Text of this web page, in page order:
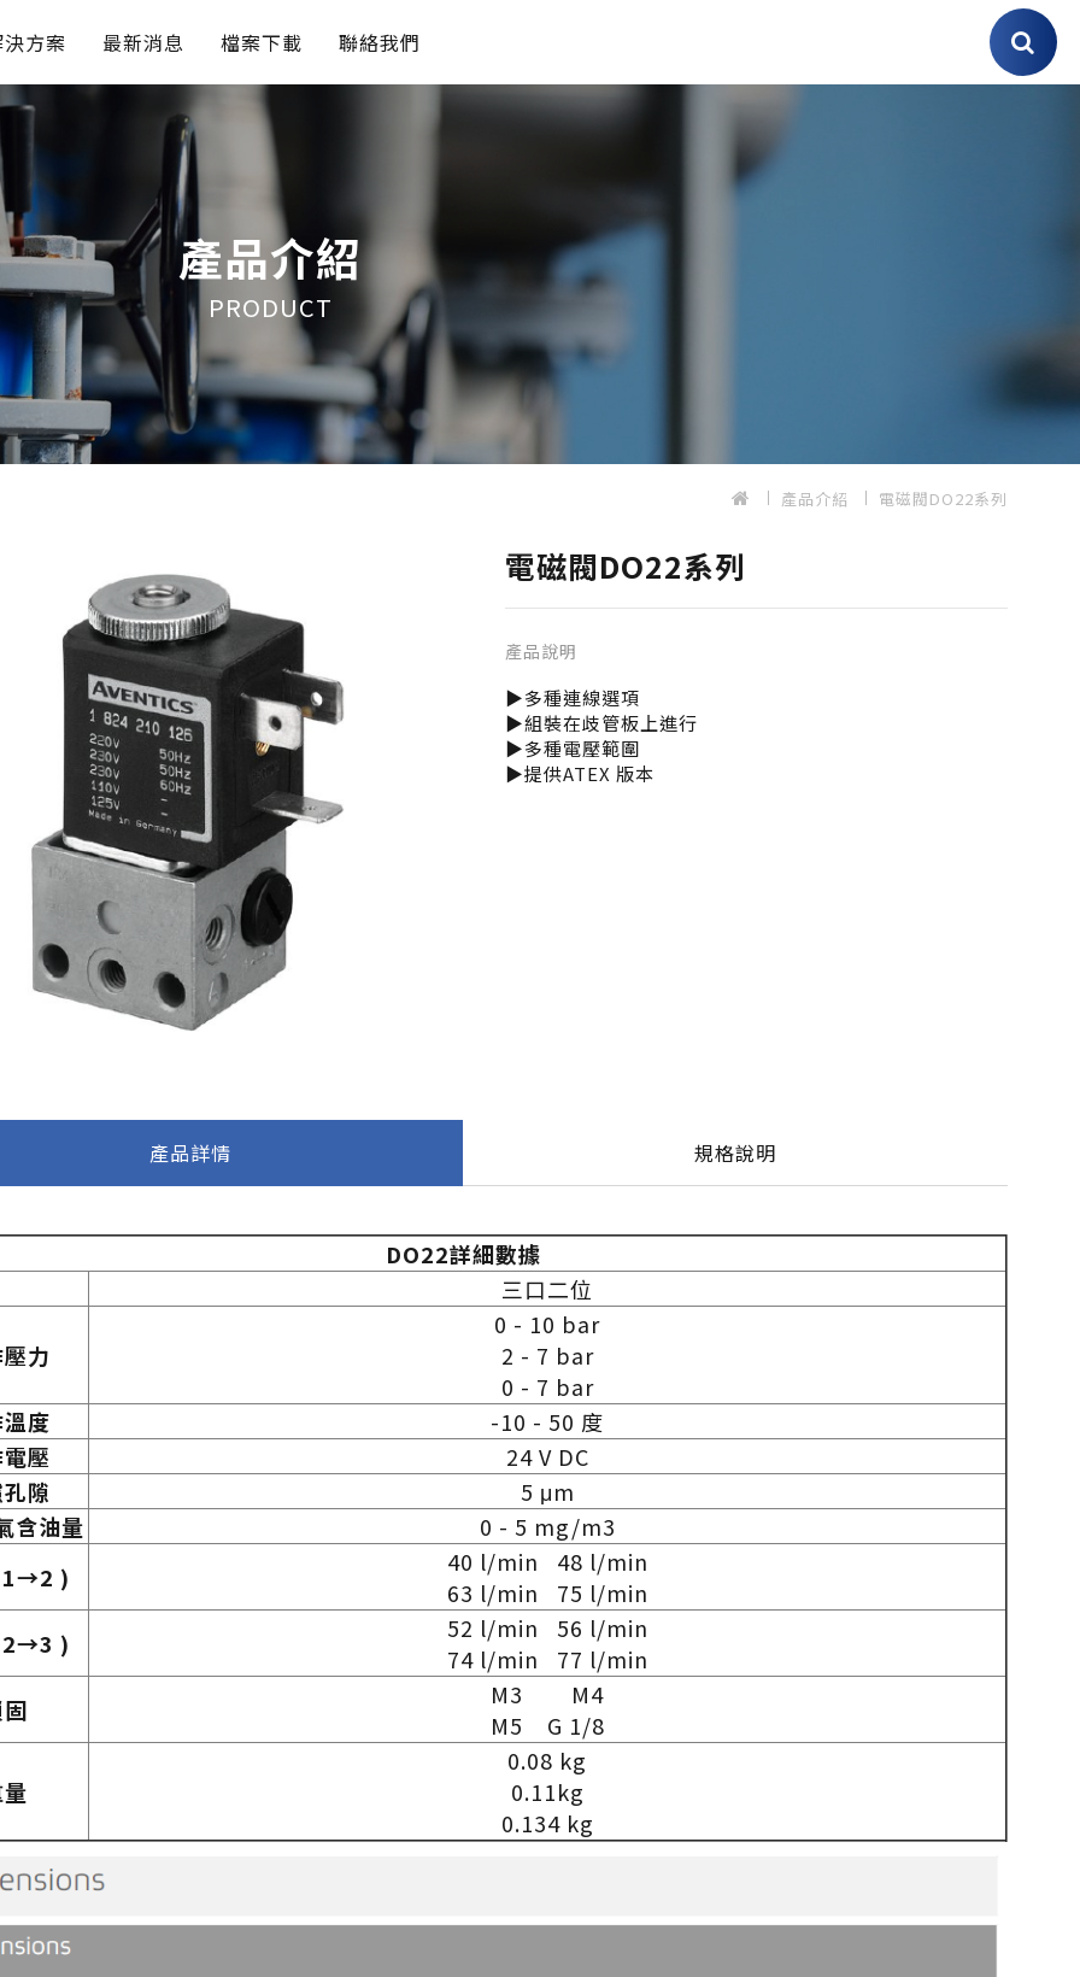
方案 最新消息 檔案下載 聯絡我們
產品介紹
PRODUCT
產品介紹 電磁閥DO22系列
電磁閥DO22系列
產品說明
▶多種連線選項
▶組裝在歧管板上進行
▶多種電壓範圍
▶提供ATEX 版本
產品詳情 規格說明
DO22詳細數據
三口二位
力
0 - 10 bar
2 - 7 bar
0 - 7 bar
度
-10 - 50 度
壓
24 V DC
隙
5 μm
含油量
0 - 5 mg/m3
)
40 l/min 48 l/min
63 l/min 75 l/min
)
52 l/min 56 l/min
74 l/min 77 l/min
M3 M4
M5 G 1/8
0.08 kg
0.11kg
0.134 kg